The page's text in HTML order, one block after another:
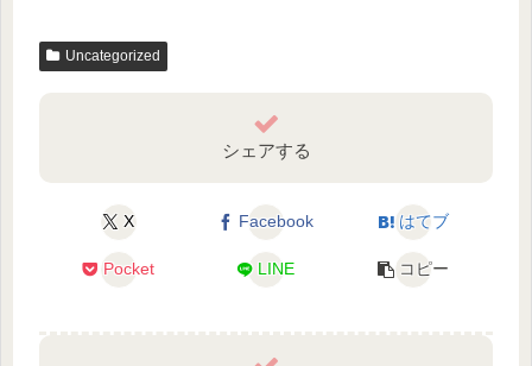
Uncategorized
シェアする
X Facebook はてブ
Pocket LINE コピー